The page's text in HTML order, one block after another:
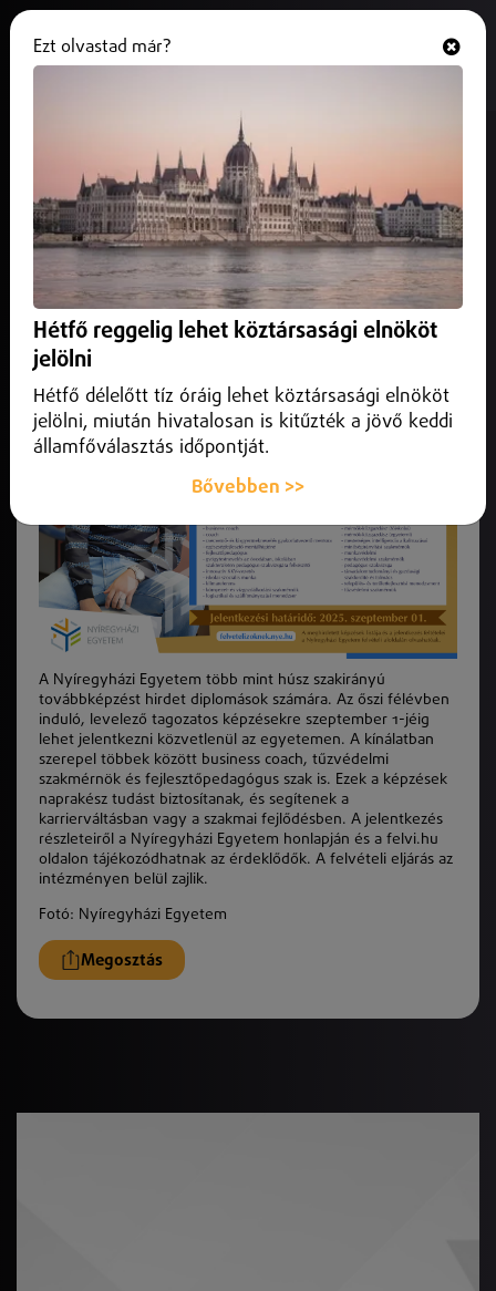
Több mint húsz szakirányú
továbbképzés a Nyíregyházi
Egyetemen
2025. augusztus 11. Nyíregyháza
Az őszi félévben induló, levelező tagozatos képzésekre
szeptember 1-jéig lehet jelentkezni közvetlenül az
egyetemen.
A Nyíregyházi Egyetem több mint húsz szakirányú
továbbképzést hirdet diplomások számára. Az őszi félévben
induló, levelező tagozatos képzésekre szeptember 1-jéig
lehet jelentkezni közvetlenül az egyetemen. A kínálatban
szerepel többek között business coach, tűzvédelmi
szakmérnök és fejlesztőpedagógus szak is. Ezek a képzések
naprakész tudást biztosítanak, és segítenek a
karrierváltásban vagy a szakmai fejlődésben. A jelentkezés
részleteiről a Nyíregyházi Egyetem honlapján és a felvi.hu
oldalon tájékozódhatnak az érdeklődők. A felvételi eljárás az
intézményen belül zajlik.
Fotó: Nyíregyházi Egyetem
Megosztás
Ezt olvastad már?
Hétfő reggelig lehet köztársasági elnököt
jelölni
Hétfő délelőtt tíz óráig lehet köztársasági elnököt
jelölni, miután hivatalosan is kitűzték a jövő keddi
államfőválasztás időpontját.
Bővebben >>